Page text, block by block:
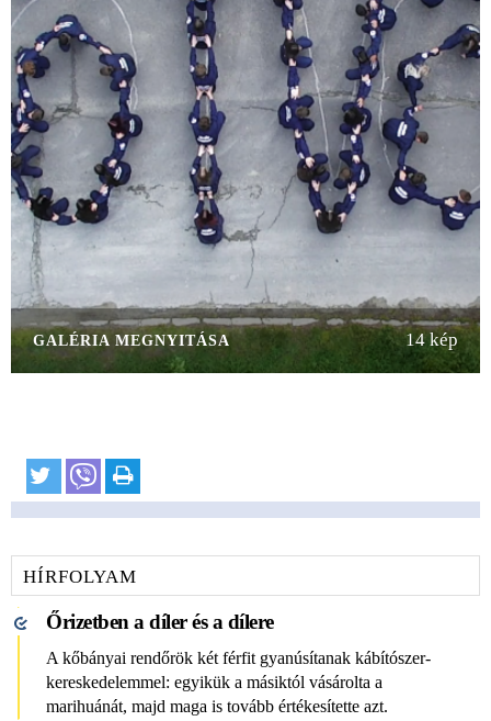
14 kép
GALÉRIA MEGNYITÁSA
HÍRFOLYAM
Őrizetben a díler és a dílere
A kőbányai rendőrök két férfit gyanúsítanak kábítószer-
kereskedelemmel: egyikük a másiktól vásárolta a
marihuánát, majd maga is tovább értékesítette azt.